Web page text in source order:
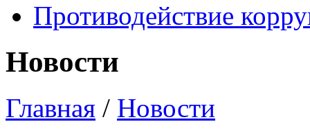
Противодействие
Новости
Главная / Новости